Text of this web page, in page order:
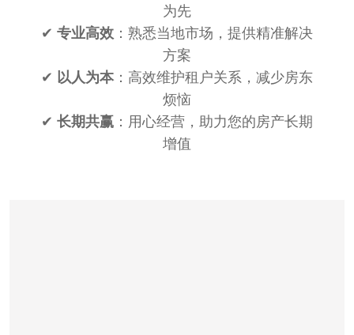
为先
✔ 专业高效 ：熟悉当地市场，提供精准解决
方案
✔ 以人为本：高效维护租户关系，减少房东
烦恼
✔ 长期共赢 ：用心经营，助力您的房产长期
增值